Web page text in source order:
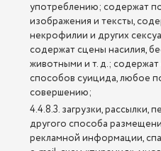
употреблению; содержат
изображения и тексты,
некрофилии и других
содержат сцены насилия,
животными и т. д.;
способов суицида, любое
совершению;
4.4.8.3. загрузки, рассылки,
другого способа
рекламной информации,